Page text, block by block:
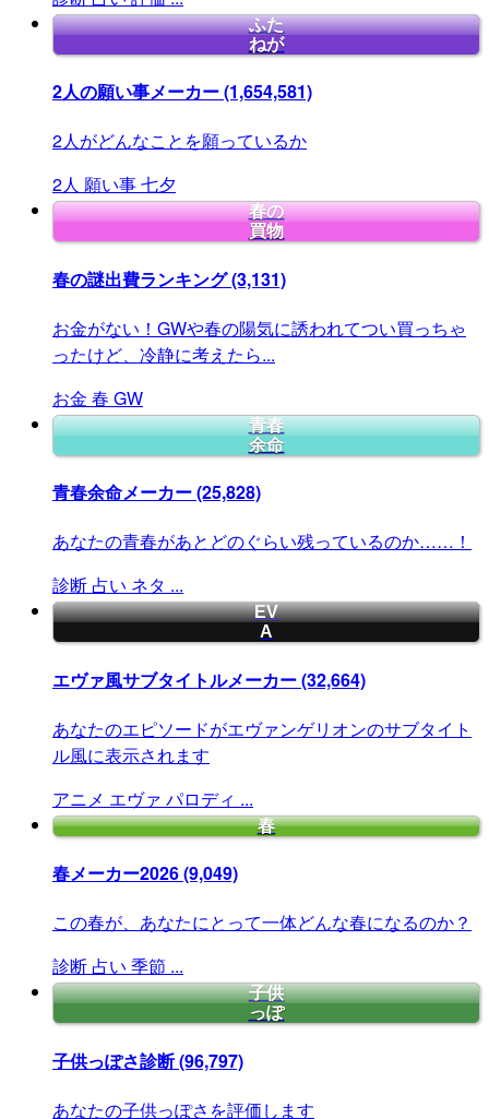
ふた
ねが
2人の願い事メーカー(1,654,581)
2人がどんなことを願っているか
2人 願い事七夕
春の
買物
春の謎出費ランキング(3,131)
お金がない！GWや春の陽気に誘われてつい買っちゃ
ったけど、冷静に考えたら...
お金 春 GW
青春
余命
青春余命メーカー(25,828)
あなたの青春があとどのぐらい残っているのか……！
診断 占い ネタ ...
EV
A
エヴァ風サブタイトルメーカー(32,664)
あなたのエピソードがエヴァンゲリオンのサブタイト
ル風に表示されます
アニメ エヴァ パロディ ...
春
春メーカー2026(9,049)
この春が、あなたにとって一体どんな春になるのか？
診断 占い 季節 ...
子供
っぽ
子供っぽさ診断(96,797)
あなたの子供っぽさを評価します